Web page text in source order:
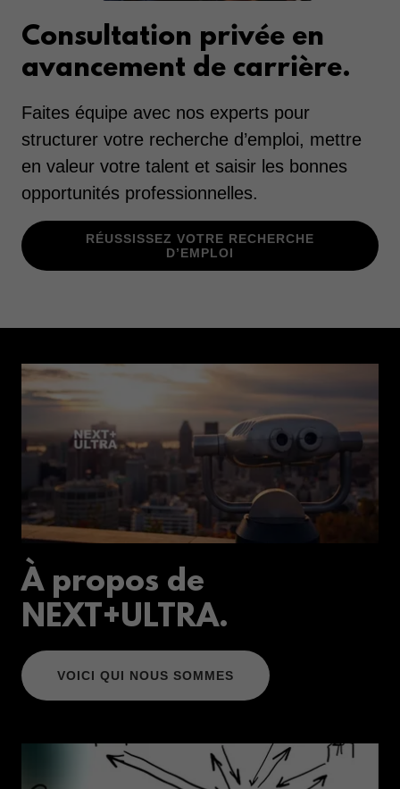
Consultation privée en
avancement de carrière.
Faites équipe avec nos experts pour
structurer votre recherche d’emploi, mettre
en valeur votre talent et saisir les bonnes
opportunités professionnelles.
RÉUSSISSEZ VOTRE RECHERCHE
D’EMPLOI
À propos de
NEXT+ULTRA.
VOICI QUI NOUS SOMMES